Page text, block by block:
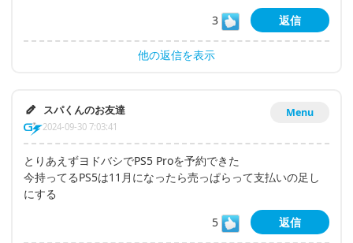
3
返信
他の返信を表示
Menu
スパくんのお友達
2024-09-30 7:03:41
とりあえずヨドバシでPS5 Proを予約できた
今持ってるPS5は11月になったら売っぱらって支払いの足し
にする
5
返信